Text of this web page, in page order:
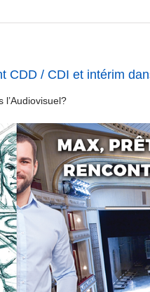
/ CDI et intérim
l’Audiovisuel?